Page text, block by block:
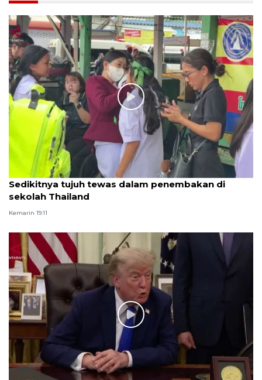
Sedikitnya tujuh tewas dalam penembakan di
sekolah Thailand
Kemarin 19:11